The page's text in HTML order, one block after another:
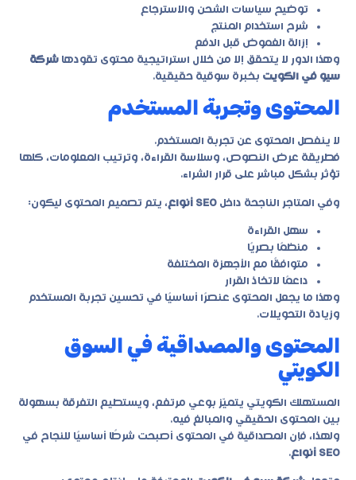
توضيح سياسات الشحن والاسترجاع
شرح استخدام المنتج
إزالة الغموض قبل الدفع
وهذا الدور لا يتحقق إلا من خلال استراتيجية محتوى تقودها شركة
سيو في الكويت بخبرة سوقية حقيقية.
المحتوى وتجربة المستخدم
لا ينفصل المحتوى عن تجربة المستخدم.
فطريقة عرض النصوص، وسلاسة القراءة، وترتيب المعلومات، كلها
تؤثر بشكل مباشر على قرار الشراء.
وفي المتاجر الناجحة داخل SEO أنواع ، يتم تصميم المحتوى ليكون:
سهل القراءة
منظمًا بصريًا
متوافقًا مع الأجهزة المختلفة
داعمًا لاتخاذ القرار
وهذا ما يجعل المحتوى عنصرًا أساسيًا في تحسين تجربة المستخدم
وزيادة التحويلات.
المحتوى والمصداقية في السوق
الكويتي
المستهلك الكويتي يتميّز بوعي مرتفع، ويستطيع التفرقة بسهولة
بين المحتوى الحقيقي والمبالغ فيه.
ولهذا، فإن المصداقية في المحتوى أصبحت شرطًا أساسيًا للنجاح في
SEO أنواع
.